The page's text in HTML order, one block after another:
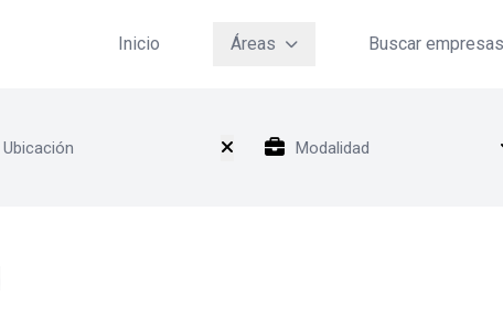
Inicio Áreas Buscar empresas